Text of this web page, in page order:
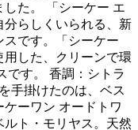
した。 「シーケー エ
らしくいられる、新
スです。「シーケー
した、クリーンで環
です。 香調：シトラ
手掛けたのは、ベス
ケーワン オードトワ
ト・モリヤス。天然